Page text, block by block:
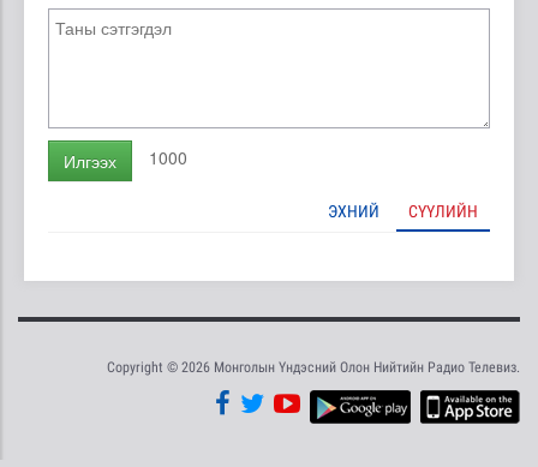
Илгээх 1000
ЭХНИЙ СҮҮЛИЙН
Copyright © 2026 Монголын Үндэсний Олон Нийтийн Радио Телевиз.